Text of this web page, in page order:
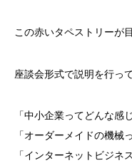
この赤いタペストリーが
座談会形式で説明を行っ
「中小企業ってどんな感
「オーダーメイドの機械
「インターネットビジネ